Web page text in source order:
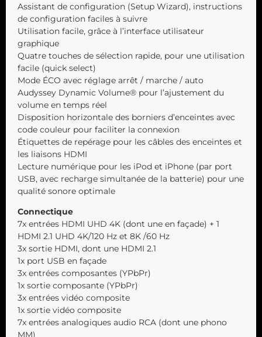
Assistant de configuration (Setup Wizard), instructions
de configuration faciles à suivre
Utilisation facile, grâce à l’interface utilisateur
graphique
Quatre touches de sélection rapide, pour une utilisation
facile (quick select)
Mode ÉCO avec réglage arrêt / marche / auto
Audyssey Dynamic Volume® pour l’ajustement du
volume en temps réel
Disposition horizontale des borniers d’enceintes avec
code couleur pour faciliter la connexion
Étiquettes de repérage pour les câbles des enceintes et
les liaisons HDMI
Lecture numérique pour les iPod et iPhone (par port
USB, avec recharge simultanée de la batterie) pour une
qualité sonore optimale
Connectique
7x entrées HDMI UHD 4K (dont une en façade) + 1
HDMI 2.1 UHD 4K/120 Hz et 8K /60 Hz
3x sortie HDMI, dont une HDMI 2.1
1x port USB en façade
3x entrées composantes (YPbPr)
1x sortie composante (YPbPr)
3x entrées vidéo composite
1x sortie vidéo composite
7x entrées analogiques audio RCA (dont une phono
MM)